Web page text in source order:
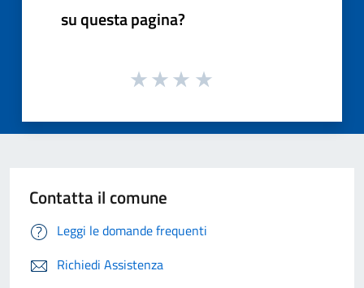
su questa pagina?
Contatta il comune
Leggi le domande frequenti
Richiedi Assistenza